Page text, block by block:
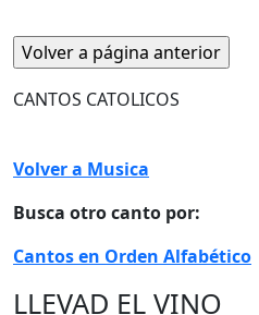
CANTOS CATOLICOS
Volver a Musica
Busca otro canto por:
Cantos en Orden Alfabético
LLEVAD EL VINO